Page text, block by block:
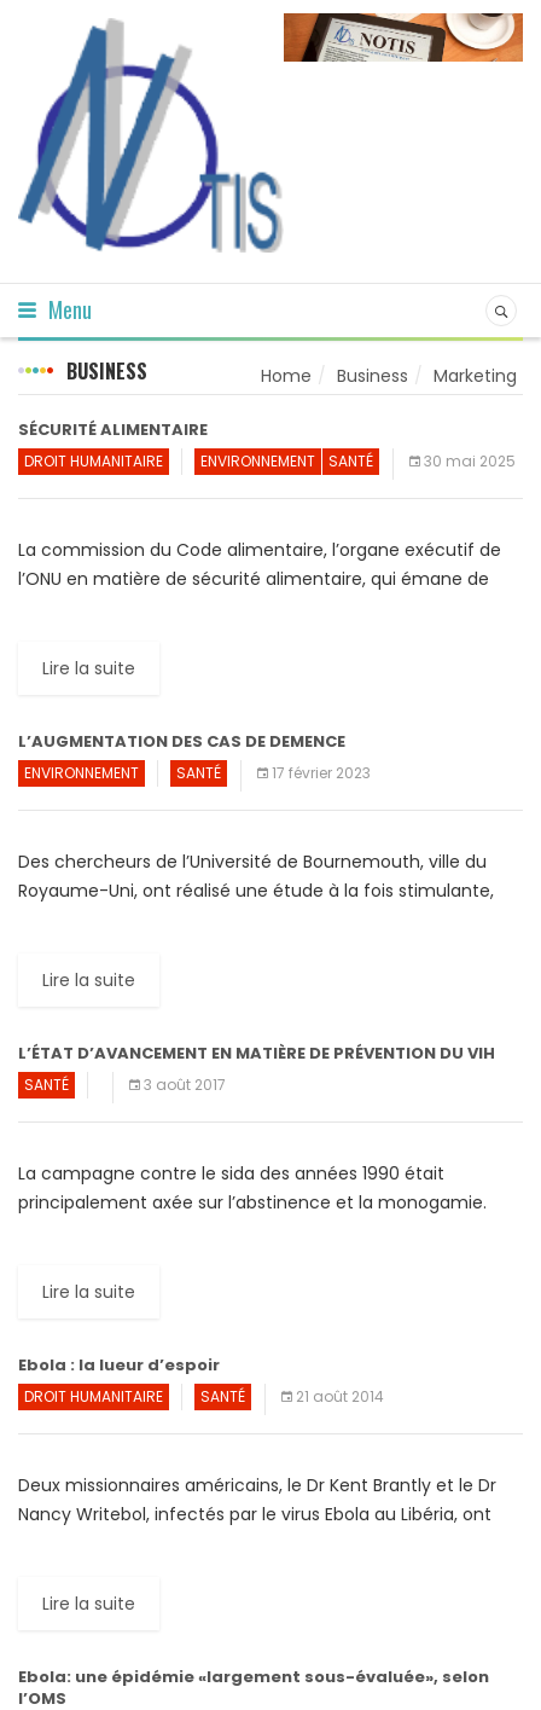
Menu
BUSINESS Home Business Marketing
SÉCURITÉ ALIMENTAIRE
DROIT HUMANITAIRE ENVIRONNEMENT SANTÉ 30 mai 2025
La commission du Code alimentaire, l’organe exécutif de
l’ONU en matière de sécurité alimentaire, qui émane de
Lire la suite
L’AUGMENTATION DES CAS DE DEMENCE
ENVIRONNEMENT SANTÉ 17 février 2023
Des chercheurs de l’Université de Bournemouth, ville du
Royaume-Uni, ont réalisé une étude à la fois stimulante,
Lire la suite
L’ÉTAT D’AVANCEMENT EN MATIÈRE DE PRÉVENTION DU VIH
SANTÉ 3 août 2017
La campagne contre le sida des années 1990 était
principalement axée sur l’abstinence et la monogamie.
Lire la suite
Ebola : la lueur d’espoir
DROIT HUMANITAIRE SANTÉ 21 août 2014
Deux missionnaires américains, le Dr Kent Brantly et le Dr
Nancy Writebol, infectés par le virus Ebola au Libéria, ont
Lire la suite
Ebola: une épidémie «largement sous-évaluée», selon
l’OMS